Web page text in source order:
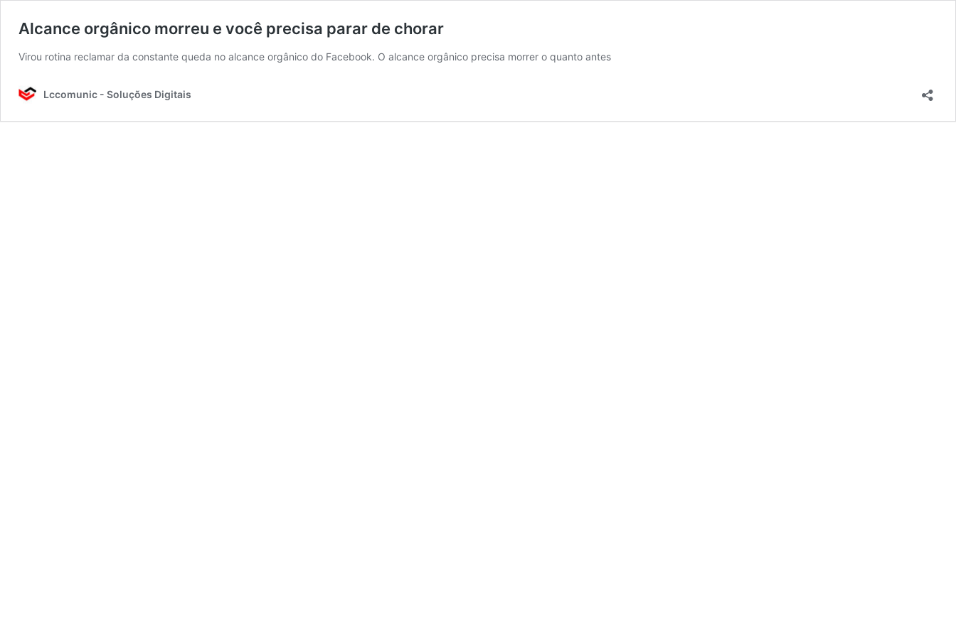
Alcance orgânico morreu e você precisa parar de chorar
Virou rotina reclamar da constante queda no alcance orgânico do Facebook. O alcance orgânico precisa morrer o quanto antes
Lccomunic - Soluções Digitais